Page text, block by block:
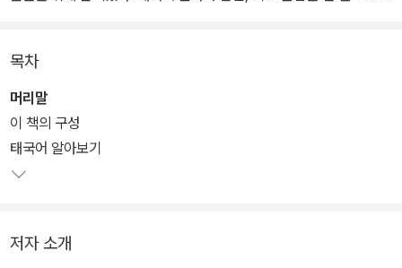
목차
머리말
이 책의 구성
태국어 알아보기
저자 소개